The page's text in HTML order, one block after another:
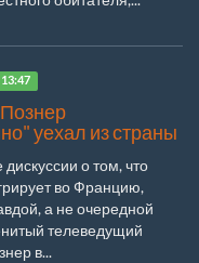
уехал из страны
о том, что
во Францию,
а не очередной
телеведущий
в...